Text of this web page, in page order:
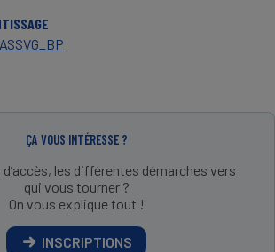
ÇA VOUS INTÉRESSE ?
les différentes démarches vers
qui vous tourner ?
On vous explique tout !
INSCRIPTIONS